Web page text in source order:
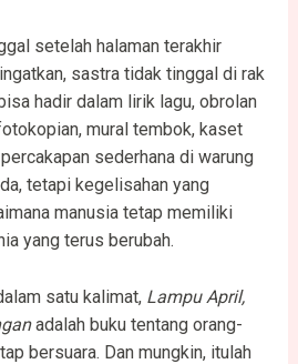
setelah halaman terakhir
sastra tidak tinggal di rak
hadir dalam lirik lagu, obrolan
mural tembok, kaset
sederhana di warung
tetapi kegelisahan yang
manusia tetap memiliki
yang terus berubah.
satu kalimat, Lampu April,
adalah buku tentang orang-
bersuara. Dan mungkin, itulah